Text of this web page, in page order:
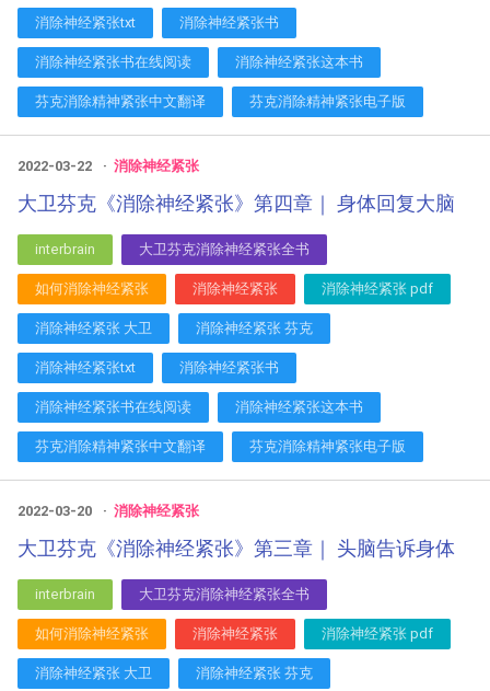
消除神经紧张txt 消除神经紧张书
消除神经紧张书在线阅读 消除神经紧张这本书
芬克消除精神紧张中文翻译 芬克消除精神紧张电子版
2022-03-22 消除神经紧张
大卫芬克《消除神经紧张》第四章｜ 身体回复大脑
interbrain 大卫芬克消除神经紧张全书
如何消除神经紧张 消除神经紧张 消除神经紧张 pdf
消除神经紧张 大卫 消除神经紧张 芬克
消除神经紧张txt 消除神经紧张书
消除神经紧张书在线阅读 消除神经紧张这本书
芬克消除精神紧张中文翻译 芬克消除精神紧张电子版
2022-03-20 消除神经紧张
大卫芬克《消除神经紧张》第三章｜ 头脑告诉身体
interbrain 大卫芬克消除神经紧张全书
如何消除神经紧张 消除神经紧张 消除神经紧张 pdf
消除神经紧张 大卫 消除神经紧张 芬克